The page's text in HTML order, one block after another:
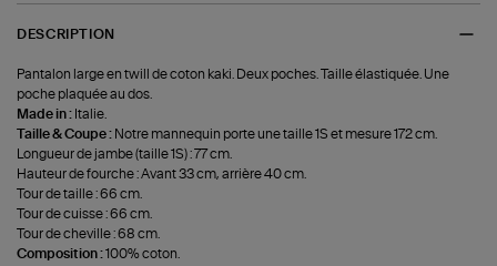
DESCRIPTION
Pantalon large en twill de coton kaki. Deux poches. Taille élastiquée. Une
poche plaquée au dos.
Made in : Italie.
Taille & Coupe : Notre mannequin porte une taille 1S et mesure 172 cm.
Longueur de jambe (taille 1S) : 77 cm.
Hauteur de fourche : Avant 33 cm, arrière 40 cm.
Tour de taille : 66 cm.
Tour de cuisse : 66 cm.
Tour de cheville : 68 cm.
Composition :100% coton.